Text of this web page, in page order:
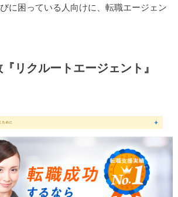
に困っている人向けに、転職エージェン
リクルートエージェント』